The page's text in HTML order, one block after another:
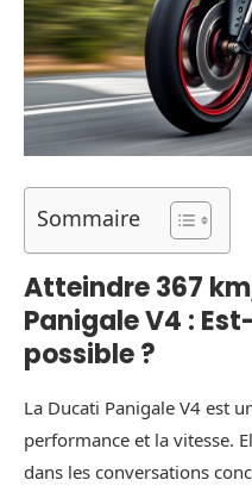
Sommaire
Atteindre 367
Panigale V4 :
possible ?
La Ducati Panigale V4 est
performance et la vitesse.
dans les conversations